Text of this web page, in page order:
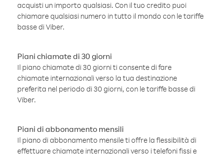
acquisti un importo qualsiasi. Con il tuo credito puoi
chiamare qualsiasi numero in tutto il mondo con le tariffe
basse di Viber.
Piani chiamate di 30 giorni
Il piano chiamate di 30 giorni ti consente di fare
chiamate internazionali verso la tua destinazione
preferita nel periodo di 30 giorni, con le tariffe basse di
Viber.
Piani di abbonamento mensili
Il piano di abbonamento mensile ti offre la flessibilità di
effettuare chiamate internazionali verso i telefoni fissi e